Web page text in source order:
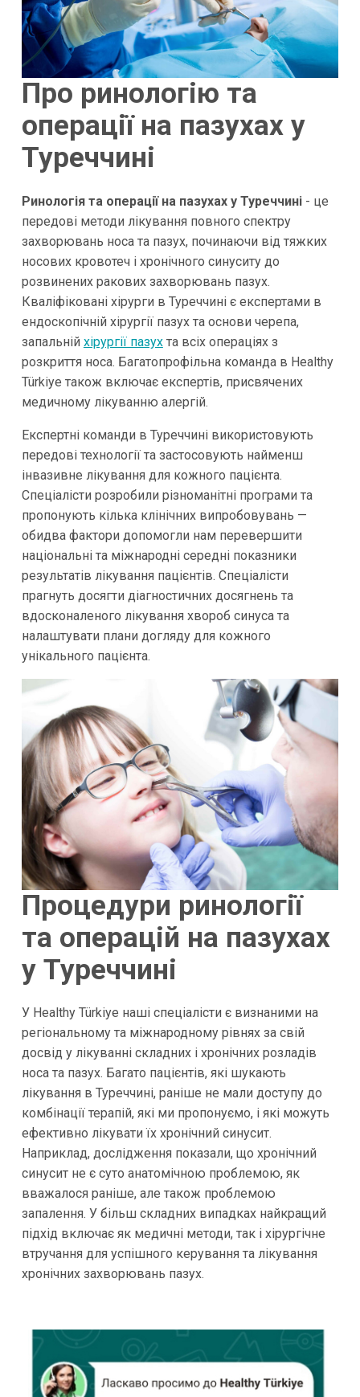
Про ринологію та
операції на пазухах у
Туреччині
Ринологія та операції на пазухах у Туреччині- це
передові методи лікування повного спектру
захворювань носа та пазух, починаючи від тяжких
носових кровотеч і хронічного синуситу до
розвинених ракових захворювань пазух.
Кваліфіковані хірурги в Туреччині є експертами в
ендоскопічній хірургії пазух та основи черепа,
запальній хірургії пазухта всіх операціях з
розкриття носа. Багатопрофільна команда в Healthy
Türkiye також включає експертів, присвячених
медичному лікуванню алергій.
Експертні команди в Туреччині використовують
передові технології та застосовують найменш
інвазивне лікування для кожного пацієнта.
Спеціалісти розробили різноманітні програми та
пропонують кілька клінічних випробовувань —
обидва фактори допомогли нам перевершити
національні та міжнародні середні показники
результатів лікування пацієнтів. Спеціалісти
прагнуть досягти діагностичних досягнень та
вдосконаленого лікування хвороб синуса та
налаштувати плани догляду для кожного
унікального пацієнта.
Процедури ринології
та операцій на пазухах
у Туреччині
У Healthy Türkiye наші спеціалісти є визнаними на
регіональному та міжнародному рівнях за свій
досвід у лікуванні складних і хронічних розладів
носа та пазух. Багато пацієнтів, які шукають
лікування в Туреччині, раніше не мали доступу до
комбінації терапій, які ми пропонуємо, і які можуть
ефективно лікувати їх хронічний синусит.
Наприклад, дослідження показали, що хронічний
синусит не є суто анатомічною проблемою, як
вважалося раніше, але також проблемою
запалення. У більш складних випадках найкращий
підхід включає як медичні методи, так і хірургічне
втручання для успішного керування та лікування
хронічних захворювань пазух.